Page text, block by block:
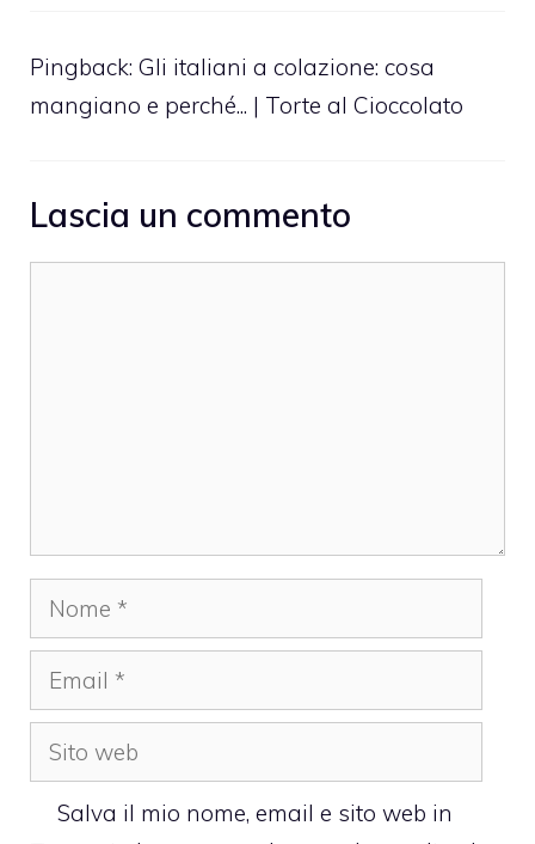
Pingback: Gli italiani a colazione: cosa
mangiano e perché... | Torte al Cioccolato
Lascia un commento
Nome
Email
Sito
web
Salva il mio nome, email e sito web in